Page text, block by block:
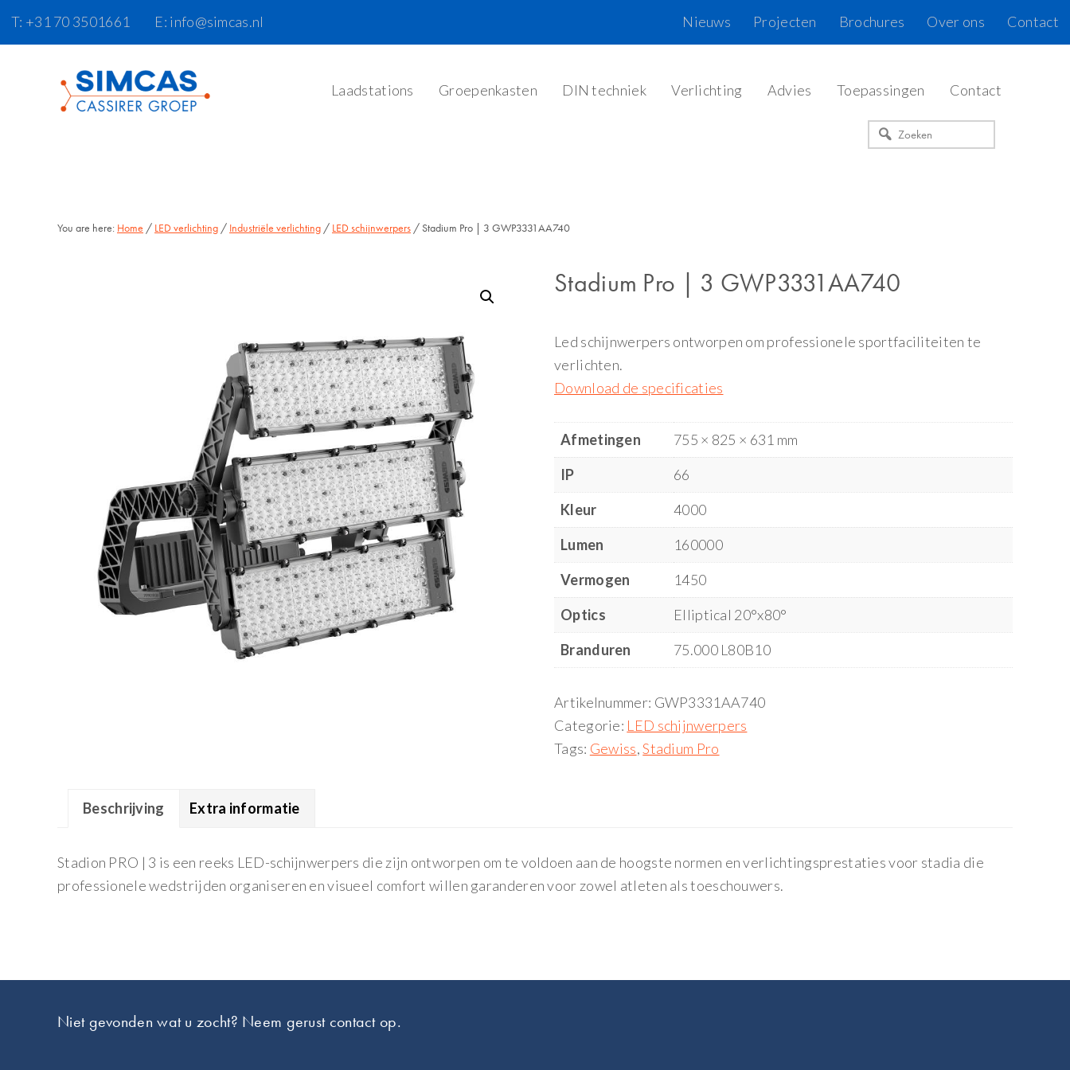
T: +31 70 3501661 E: info@simcas.nl Contact
Over ons
Brochures
Projecten
Nieuws
Laadstations Groepenkasten DIN techniek Verlichting Advies Toepassingen Contact
Zoeken
You are here: Home / LED verlichting / Industriële verlichting / LED schijnwerpers / Stadium Pro | 3 GWP3331AA740
Stadium Pro | 3 GWP3331AA740
Led schijnwerpers ontworpen om professionele sportfaciliteiten te
verlichten.
Download de specificaties
Afmetingen
755 × 825 × 631 mm
IP
66
Kleur
4000
Lumen
160000
Vermogen
1450
Optics
Elliptical 20°x80°
Branduren
75.000 L80B10
Artikelnummer: GWP3331AA740
Categorie: LED schijnwerpers
Tags: Gewiss,Stadium Pro
Beschrijving Extra informatie
Stadion PRO | 3 is een reeks LED-schijnwerpers die zijn ontworpen om te voldoen aan de hoogste normen en verlichtingsprestaties voor stadia die
professionele wedstrijden organiseren en visueel comfort willen garanderen voor zowel atleten als toeschouwers.
Niet gevonden wat u zocht? Neem gerust contact op.